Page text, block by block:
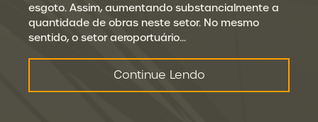
esgoto. Assim, aumentando substancialmente a
quantidade de obras neste setor. No mesmo
sentido, o setor aeroportuário…
Continue Lendo